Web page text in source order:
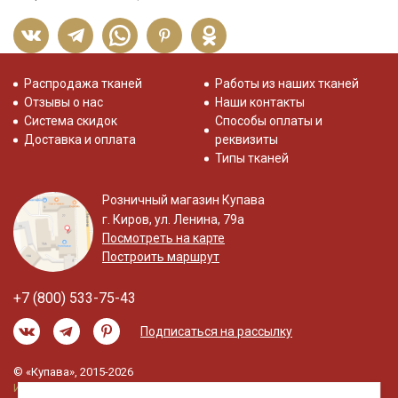
Распродажа тканей
Отзывы о нас
Система скидок
Доставка и оплата
Работы из наших тканей
Наши контакты
Способы оплаты и
реквизиты
Типы тканей
Розничный магазин Купава
г. Киров, ул. Ленина, 79а
Посмотреть на карте
Построить маршрут
+7 (800) 533-75-43
Подписаться на рассылку
© «Купава», 2015-2026
Информация на сайте не является публичной